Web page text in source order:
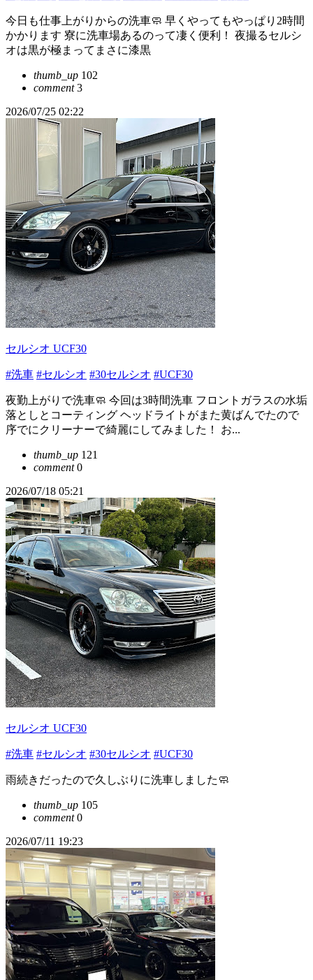
今日も仕事上がりからの洗車🧼 早くやってもやっぱり2時間
かかります 寮に洗車場あるのって凄く便利！ 夜撮るセルシ
オは黒が極まってまさに漆黒
thumb_up 102
comment3
2026/07/25 02:22
セルシオ UCF30
#洗車 #セルシオ #30セルシオ #UCF30
夜勤上がりで洗車🧼 今回は3時間洗車 フロントガラスの水垢
落としとコーティング ヘッドライトがまた黄ばんでたので
序でにクリーナーで綺麗にしてみました！ お...
thumb_up 121
comment0
2026/07/18 05:21
セルシオ UCF30
#洗車 #セルシオ #30セルシオ #UCF30
雨続きだったので久しぶりに洗車しました🧼
thumb_up 105
comment0
2026/07/11 19:23